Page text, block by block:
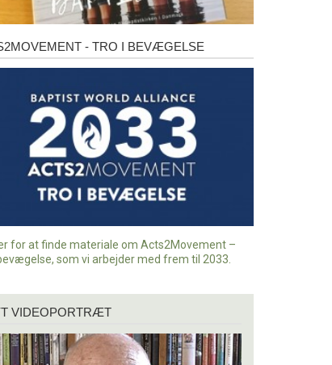
- TRO I BEVÆGELSE
for at finde materiale om Acts2Movement –
som vi arbejder med frem til 2033.
VIDEOPORTRÆT